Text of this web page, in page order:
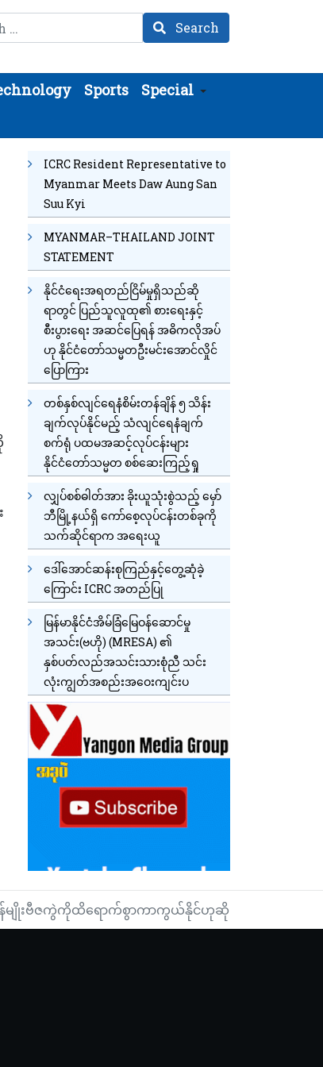
Search
Sports
Special
ICRC Resident Representative to
Myanmar Meets Daw Aung San
Suu Kyi
MYANMAR–THAILAND JOINT
STATEMENT
နိုင်ငံရေးအရတည်ငြိမ်မှုရှိသည်ဆို
ရာတွင် ပြည်သူလူထု၏ စားရေးနှင့်
စီးပွားရေး အဆင်ပြေရန် အဓိကလိုအပ်
ဟု နိုင်ငံတော်သမ္မတဦးမင်းအောင်လှိုင်
ပြောကြား
တစ်နှစ်လျင်ရေနံစိမ်းတန်ချိန် ၅ သိန်း
ချက်လုပ်နိုင်မည့် သံလျင်ရေနံချက်
စက်ရုံ ပထမအဆင့်လုပ်ငန်းများ
နိုင်ငံတော်သမ္မတ စစ်ဆေးကြည့်ရှု
လျှပ်စစ်ဓါတ်အား ခိုးယူသုံးစွဲသည့် မှော်
ဘီမြို့နယ်ရှိ ကော်စေ့လုပ်ငန်းတစ်ခုကို
သက်ဆိုင်ရာက အရေးယူ
ဒေါ်အောင်ဆန်းစုကြည်နှင့်တွေ့ဆုံခဲ့
ကြောင်း ICRC အတည်ပြု
မြန်မာနိုင်ငံအိမ်ခြံမြေဝန်ဆောင်မှု
အသင်း(ဗဟို) (MRESA) ၏
နှစ်ပတ်လည်အသင်းသားစုံညီ သင်း
လုံးကျွတ်အစည်းအဝေးကျင်းပ
မျိုးဗီဇကွဲကိုထိရောက်စွာကာကွယ်နိုင်ဟုဆို